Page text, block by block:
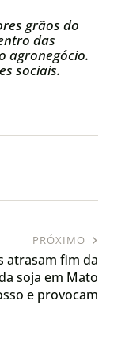
grãos do
das
agronegócio.
sociais.
PRÓXIMO
atrasam fim da
soja em Mato
e provocam